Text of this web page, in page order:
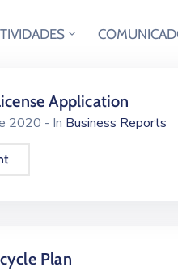
Application
2020 - In Business Reports
Plan